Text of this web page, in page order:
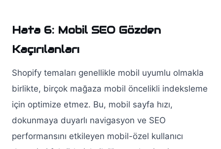
Hata 6: Mobil SEO Gözden
Kaçırılanları
Shopify temaları genellikle mobil uyumlu olmakla
birlikte, birçok mağaza mobil öncelikli indeksleme
için optimize etmez. Bu, mobil sayfa hızı,
dokunmaya duyarlı navigasyon ve SEO
performansını etkileyen mobil-özel kullanıcı